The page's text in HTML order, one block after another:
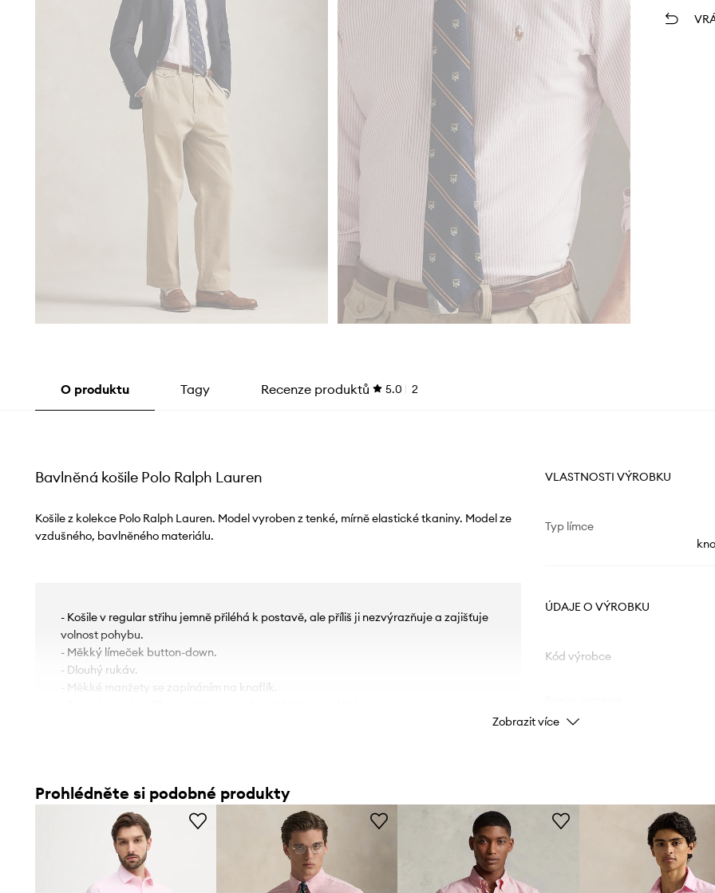
O produktu Tagy Recenze produktů 5.0 2
Bavlněná košile Polo Ralph Lauren
Košile z kolekce Polo Ralph Lauren. Model vyroben z tenké, mírně elastické tkaniny. Model ze
vzdušného, ​​bavlněného materiálu.
- Košile v regular střihu jemně přiléhá k postavě, ale příliš ji nezvýrazňuje a zajišťuje
volnost pohybu.
- Měkký límeček button-down.
- Dlouhý rukáv.
- Měkké manžety se zapínáním na knoflík.
VLASTNOSTI VÝROBKU
Typ límce
ÚDAJE O VÝROBKU
Kód výrobce
ID produktu
Zobrazit více
Prohlédněte si podobné produkty